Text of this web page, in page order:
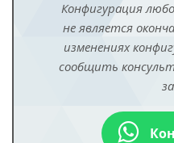
Конфигурация
не является
изменениях
сообщить